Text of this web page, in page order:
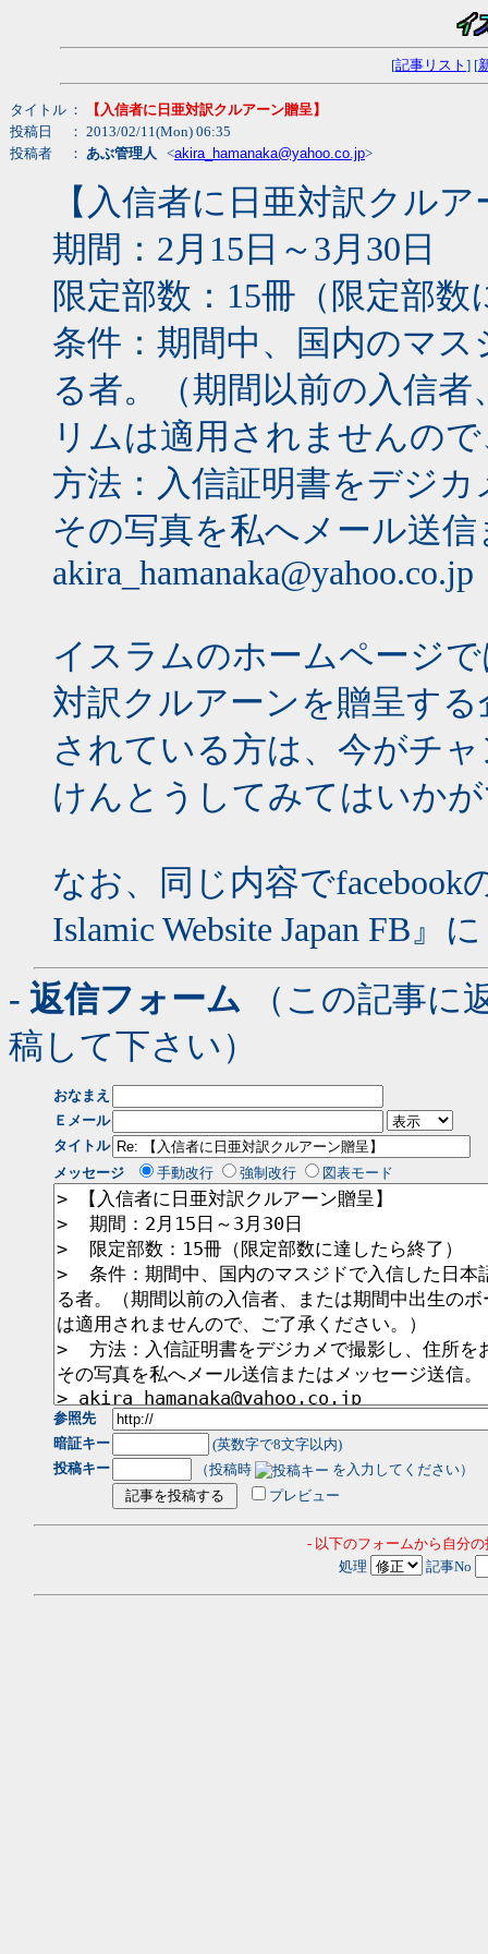
[記事リスト ] [
タイトル ：
【入信者に日亜対訳クルアーン贈呈】
投稿日
： 2013/02/11(Mon) 06:35
投稿者
： あぶ管理人 <akira_hamanaka@yahoo.co.jp>
【入信者に日亜対訳クル
期間：2月15日～3月30日
限定部数：15冊（限定部
条件：期間中、国内のマ
る者。（期間以前の入信
リムは適用されませんの
方法：入信証明書をデジ
その写真を私へメール送
akira_hamanaka@yahoo.co.jp
イスラムのホームページ
対訳クルアーンを贈呈す
されている方は、今がチ
けんとうしてみてはいか
なお、同じ内容で
Islamic Website Japan FB
- 返信フォーム （この記事に
稿して下さい）
おなまえ
Ｅメール
タイトル
メッセージ
手動改行 強制改行 図表モード
参照先
暗証キー
(英数字で8文字以内)
投稿キー
（投稿時
を入力してください）
プレビュー
- 以下のフォームから自分
処理
記事No